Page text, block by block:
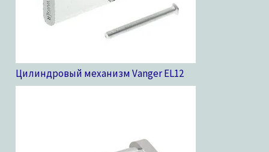
Цилиндровый механизм Vanger EL12